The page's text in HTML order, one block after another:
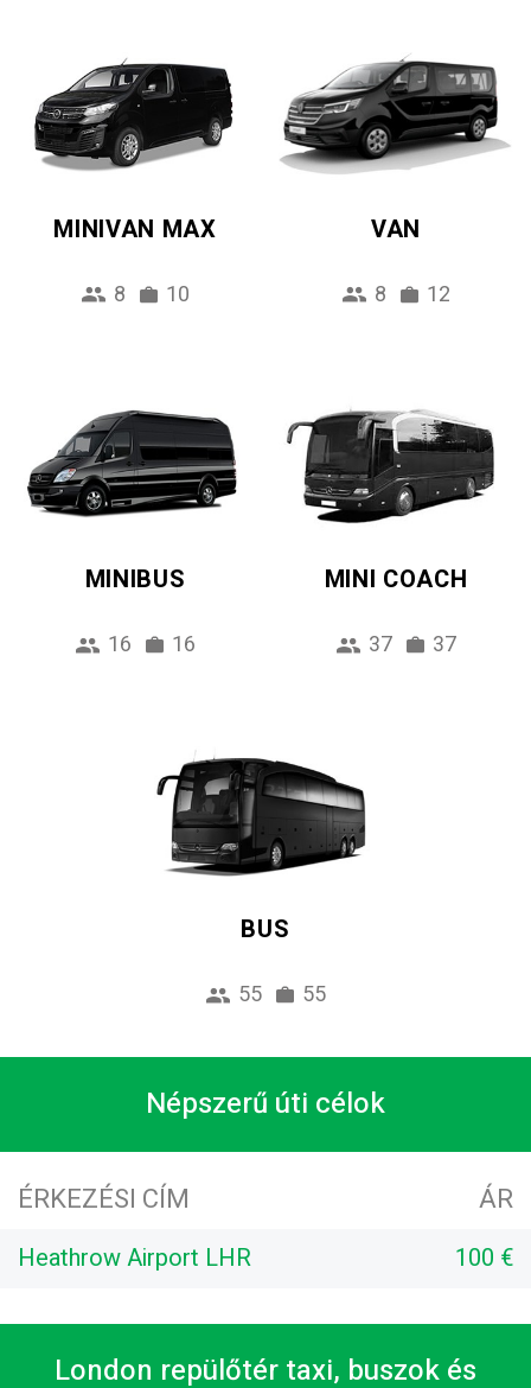
MINIVAN MAX
8 10
VAN
8 12
MINIBUS
16 16
MINI COACH
37 37
BUS
55 55
Népszerű úti célok
ÉRKEZÉSI CÍM ÁR
Heathrow Airport LHR 100 €
London repülőtér taxi, buszok és